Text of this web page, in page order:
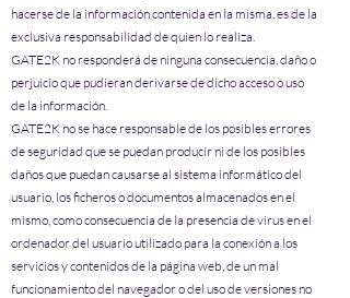
hacerse de la información contenida en la misma, es de la
exclusiva responsabilidad de quien lo realiza.
GATE2K no responderá de ninguna consecuencia, daño o
perjuicio que pudieran derivarse de dicho acceso o uso
de la información.
GATE2K no se hace responsable de los posibles errores
de seguridad que se puedan producir ni de los posibles
daños que puedan causarse al sistema informático del
usuario, los ficheros o documentos almacenados en el
mismo, como consecuencia de la presencia de virus en el
ordenador del usuario utilizado para la conexión a los
servicios y contenidos de la página web, de un mal
funcionamiento del navegador o del uso de versiones no